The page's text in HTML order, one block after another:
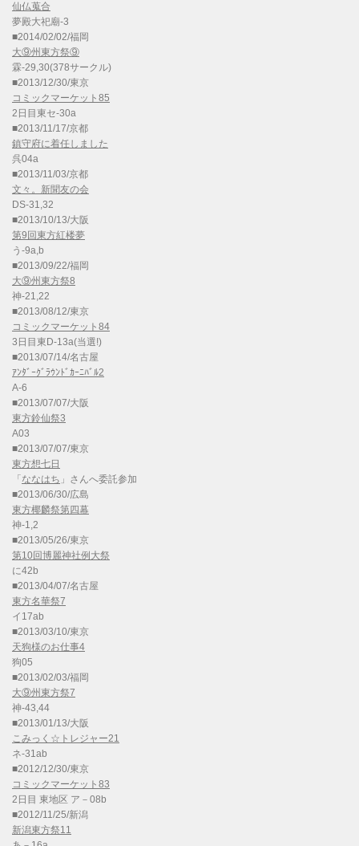
仙仏蒐合
夢殿大祀廟-3
■2014/02/02/福岡
大⑨州東方祭⑨
霖-29,30(378サークル)
■2013/12/30/東京
コミックマーケット85
2日目東セ-30a
■2013/11/17/京都
鎮守府に着任しました
呉04a
■2013/11/03/京都
文々。新聞友の会
DS-31,32
■2013/10/13/大阪
第9回東方紅楼夢
う-9a,b
■2013/09/22/福岡
大⑨州東方祭8
神-21,22
■2013/08/12/東京
コミックマーケット84
3日目東D-13a(当選!)
■2013/07/14/名古屋
ｱﾝﾀﾞｰｸﾞﾗｳﾝﾄﾞｶｰﾆﾊﾞﾙ2
A-6
■2013/07/07/大阪
東方鈴仙祭3
A03
■2013/07/07/東京
東方想七日
「 ななはち 」さんへ委託参加
■2013/06/30/広島
東方椰麟祭第四幕
神-1,2
■2013/05/26/東京
第10回博麗神社例大祭
に42b
■2013/04/07/名古屋
東方名華祭7
イ17ab
■2013/03/10/東京
天狗様のお仕事4
狗05
■2013/02/03/福岡
大⑨州東方祭7
神-43,44
■2013/01/13/大阪
こみっく☆トレジャー21
ネ-31ab
■2012/12/30/東京
コミックマーケット83
2日目 東地区 ア－08b
■2012/11/25/新潟
新潟東方祭11